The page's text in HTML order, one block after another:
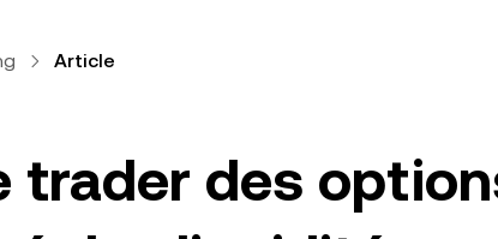
Article
trader des